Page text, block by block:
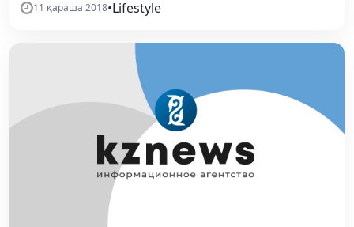
11 қараша 2018•Lifestyle